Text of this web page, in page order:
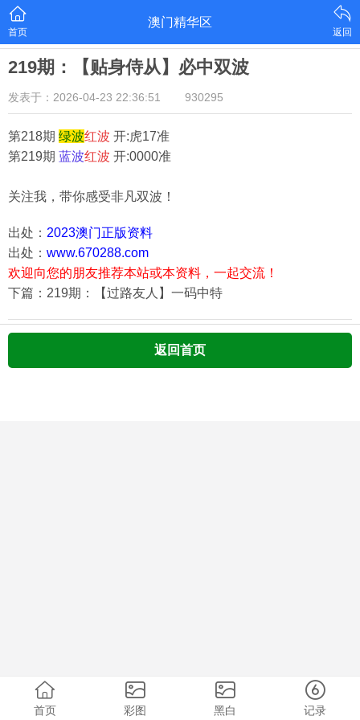
首页
澳门精华区
返回
219期：【贴身侍从】必中双波
发表于：2026-04-23 22:36:51 930295
第218期 绿波红波 开:虎17准
第219期 蓝波红波 开:0000准
关注我，带你感受非凡双波！
出处： 2023澳门正版资料
出处： www.670288.com
欢迎向您的朋友推荐本站或本资料，一起交流！
下篇：219期：【过路友人】一码中特
返回首页
首页 彩图 黑白 记录